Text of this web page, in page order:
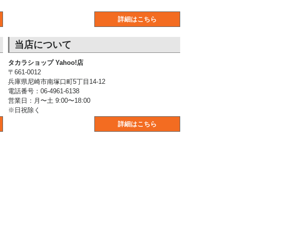
詳細はこちら
当店について
タカラショップ Yahoo!店
〒661-0012
兵庫県尼崎市南塚口町5丁目14-12
電話番号：06-4961-6138
営業日：月〜土 9:00〜18:00
※日祝除く
詳細はこちら